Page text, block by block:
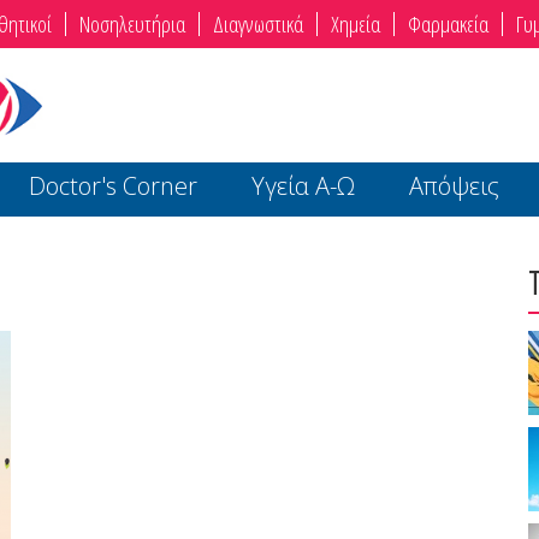
Νοσηλευτήρια Διαγνωστικά Χημεία Φαρμακεία
Doctor's Corner Υγεία Α-Ω Απόψεις